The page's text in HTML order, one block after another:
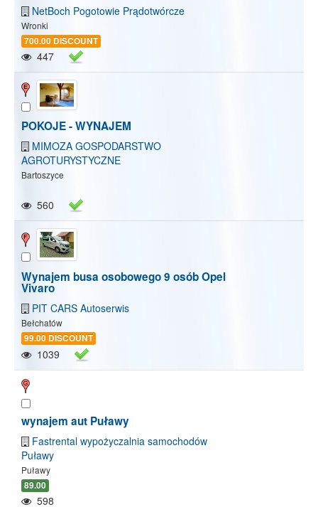
NetBoch Pogotowie Prądotwórcze
Wronki
700.00 DISCOUNT
447
POKOJE - WYNAJEM
MIMOZA GOSPODARSTWO
AGROTURYSTYCZNE
Bartoszyce
560
Wynajem busa osobowego 9 osób Opel
Vivaro
PIT CARS Autoserwis
Bełchatów
99.00 DISCOUNT
1039
wynajem aut Puławy
Fastrental wypożyczalnia samochodów
Puławy
Puławy
89.00
598